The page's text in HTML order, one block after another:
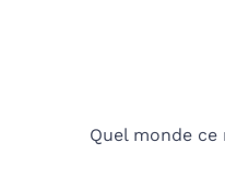
Quel monde